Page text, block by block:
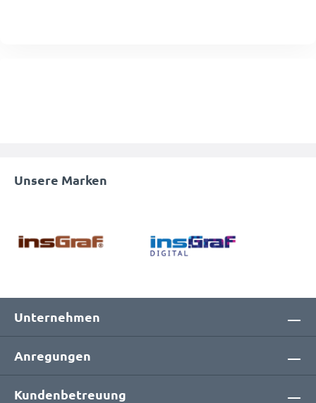
Unsere Marken
Unternehmen
Anregungen
Kundenbetreuung